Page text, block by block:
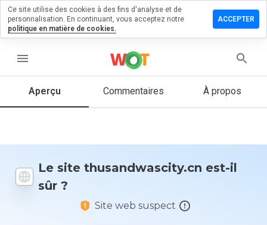
menu
Aperçu Commentaires À propos
Le site thusandwascity.cn est-il
sûr ?
Site web suspect
un
sur
Quelle
donneriez-
Ce site utilise des cookies à des fins d'analyse et de
personnalisation. En continuant, vous acceptez notre
politique en matière de cookies.
ACCEPTER